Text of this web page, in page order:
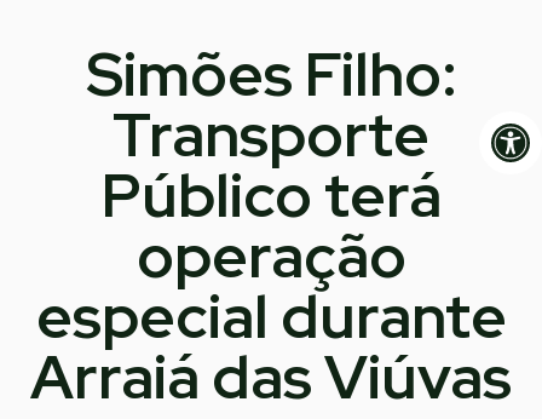
Simões Filho:
Transporte
Público terá
operação
especial durante
Arraiá das Viúvas